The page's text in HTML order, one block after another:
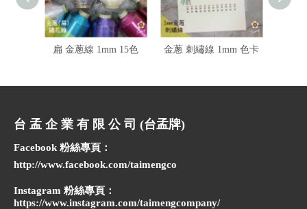
扁 金蔥線 1mm 15色 金蔥 刺繡線 1mm 色卡
台 孟 企 業 有 限 公 司 (台孟牌)
Facebook 粉絲專頁：
http://www.facebook.com/taimengco
Instagram 粉絲專頁：
https://www.instagram.com/taimengcompany/